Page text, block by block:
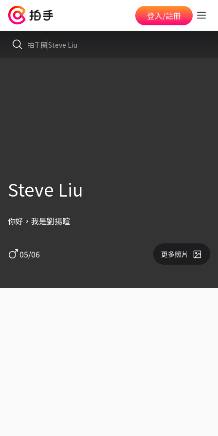
登入/註冊
拍手圈Steve Liu
Steve Liu
你好，我是劉揚暄
05/06 更多照片